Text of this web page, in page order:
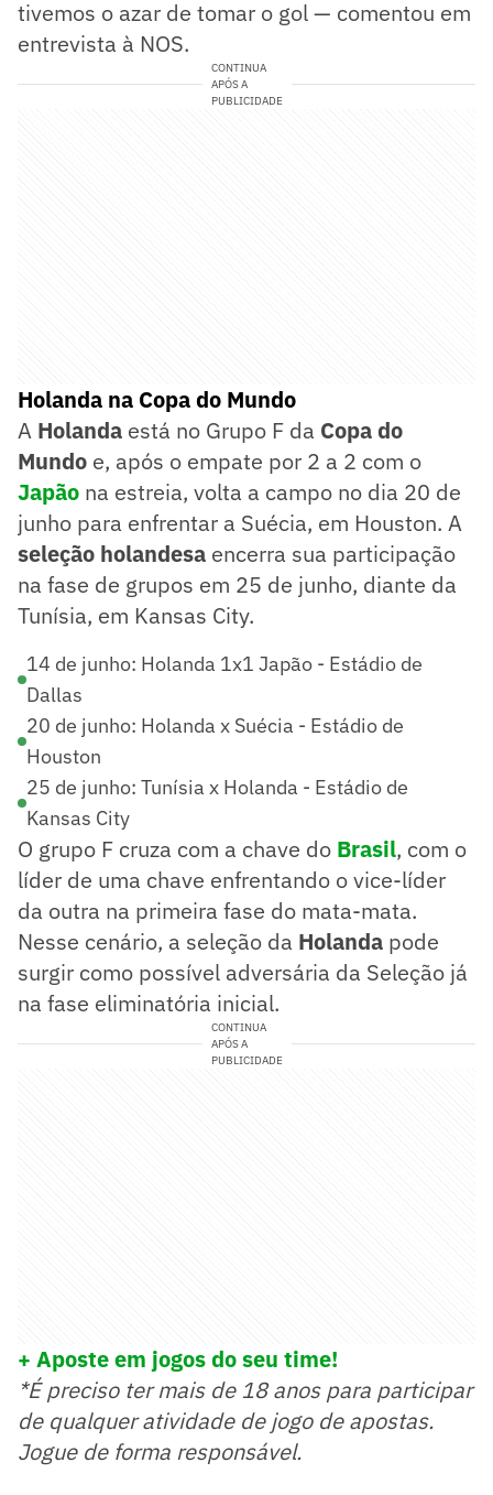
tivemos o azar de tomar o gol — comentou em
entrevista à NOS.
CONTINUA
APÓS A
PUBLICIDADE
Holanda na Copa do Mundo
A Holanda está no Grupo F da Copa do
Mundo e, após o empate por 2 a 2 com o
Japão na estreia, volta a campo no dia 20 de
junho para enfrentar a Suécia, em Houston. A
seleção holandesa encerra sua participação
na fase de grupos em 25 de junho, diante da
Tunísia, em Kansas City.
14 de junho: Holanda 1x1 Japão - Estádio de
Dallas
20 de junho: Holanda x Suécia - Estádio de
Houston
25 de junho: Tunísia x Holanda - Estádio de
Kansas City
O grupo F cruza com a chave do Brasil, com o
líder de uma chave enfrentando o vice-líder
da outra na primeira fase do mata-mata.
Nesse cenário, a seleção da Holanda pode
surgir como possível adversária da Seleção já
na fase eliminatória inicial.
CONTINUA
APÓS A
PUBLICIDADE
+ Aposte em jogos do seu time!
*É preciso ter mais de 18 anos para participar
de qualquer atividade de jogo de apostas.
Jogue de forma responsável.